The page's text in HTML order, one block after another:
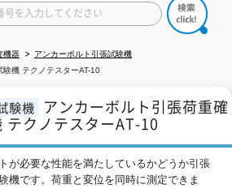
機器
アンカーボルト引張試験機
機 テクノテスターAT-10
験機 アンカーボルト引張荷重確
テクノテスターAT-10
が必要な性能を満たしているかどうか引張
機です。荷重と変位を同時に測定できま